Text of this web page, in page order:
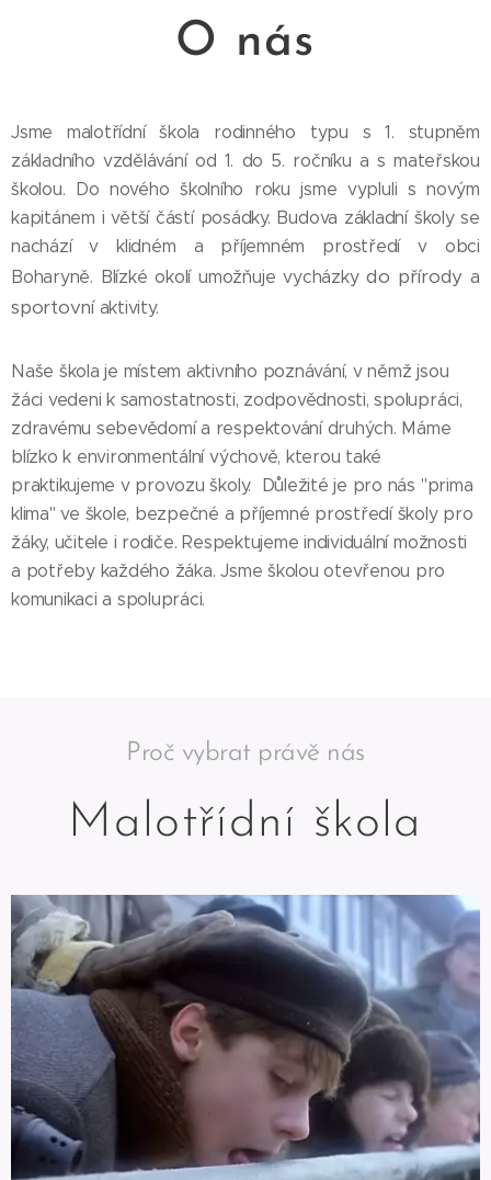
O nás
Jsme malotřídní škola rodinného typu s 1. stupněm
základního vzdělávání od 1. do 5. ročníku a s mateřskou
školou. Do nového školního roku jsme vypluli s novým
kapitánem i větší částí posádky. Budova základní školy se
nachází v klidném a příjemném prostředí v obci
Boharyně. Blízké okolí umožňuje vycházkydo přírody a
sportovní aktivity.
Naše škola je místem aktivního poznávání, v němž jsou
žáci vedeni k samostatnosti, zodpovědnosti, spolupráci,
zdravému sebevědomí a respektování druhých. Máme
blízko k environmentální výchově, kterou také
praktikujeme v provozu školy. Důležité je pro nás "prima
klima" ve škole, bezpečné a příjemné prostředí školy pro
žáky, učitele i rodiče. Respektujeme individuální možnosti
a potřeby každého žáka. Jsme školou otevřenou pro
komunikaci a spolupráci.
Proč vybrat právě nás
Malotřídní škola